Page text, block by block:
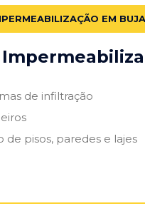
EM
de infiltração
pisos, paredes e lajes